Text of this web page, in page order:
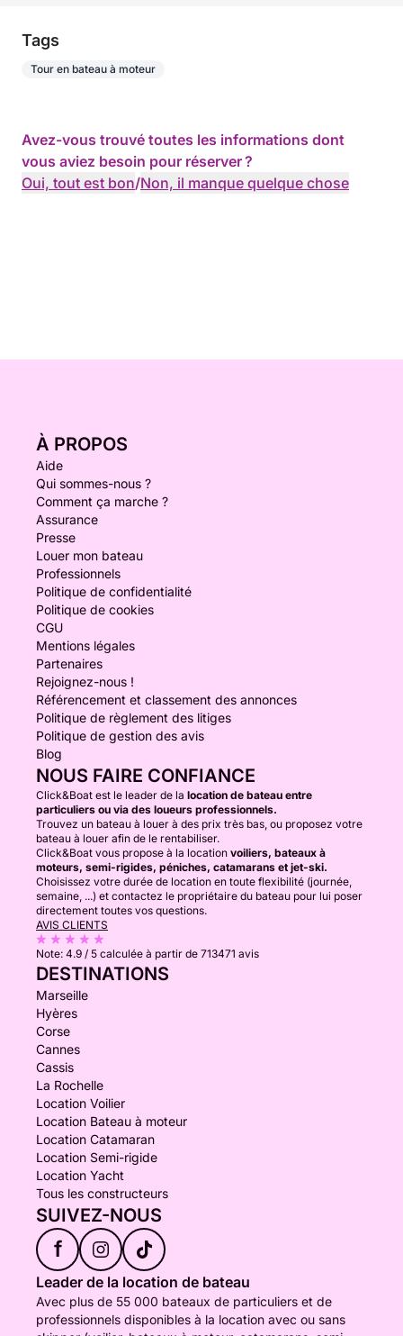
Tags
Tour en bateau à moteur
Avez-vous trouvé toutes les informations dont
vous aviez besoin pour réserver ?
Oui, tout est bon/Non, il manque quelque chose
À PROPOS
Aide
Qui sommes-nous ?
Comment ça marche ?
Assurance
Presse
Louer mon bateau
Professionnels
Politique de confidentialité
Politique de cookies
CGU
Mentions légales
Partenaires
Rejoignez-nous !
Référencement et classement des annonces
Politique de règlement des litiges
Politique de gestion des avis
Blog
NOUS FAIRE CONFIANCE
Click&Boat est le leader de la location de bateau entre
particuliers ou via des loueurs professionnels.
Trouvez un bateau à louer à des prix très bas, ou proposez votre
bateau à louer afin de le rentabiliser.
Click&Boat vous propose à la location voiliers, bateaux à
moteurs, semi-rigides, péniches, catamarans et jet-ski.
Choisissez votre durée de location en toute flexibilité (journée,
semaine, ...) et contactez le propriétaire du bateau pour lui poser
directement toutes vos questions.
AVIS CLIENTS
Note: 4.9 / 5 calculée à partir de 713471 avis
DESTINATIONS
Marseille
Hyères
Corse
Cannes
Cassis
La Rochelle
Location Voilier
Location Bateau à moteur
Location Catamaran
Location Semi-rigide
Location Yacht
Tous les constructeurs
SUIVEZ-NOUS
f
Leader de la location de bateau
Avec plus de 55 000 bateaux de particuliers et de
professionnels disponibles à la location avec ou sans